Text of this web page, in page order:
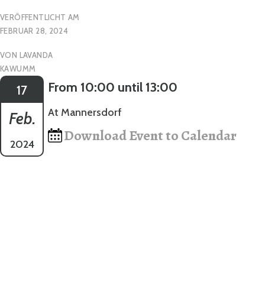
VERÖFFENTLICHT AM
FEBRUAR 28, 2024
VON LAVANDA
KAWUMM
17
Feb.
2024
From 10:00 until 13:00
At Mannersdorf
Download Event to Calendar